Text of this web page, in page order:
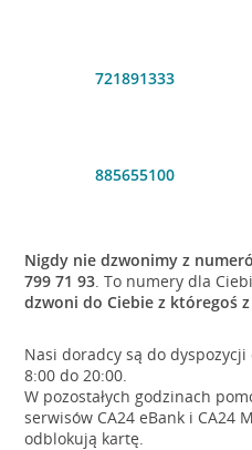
721891333
885655100
Nigdy nie dzwonimy z
799 71 93. To numery dla
dzwoni do Ciebie z któregoś
Nasi doradcy są do
8:00 do 20:00.
W pozostałych godzinach
serwisów CA24 eBank i CA24
odblokują kartę.